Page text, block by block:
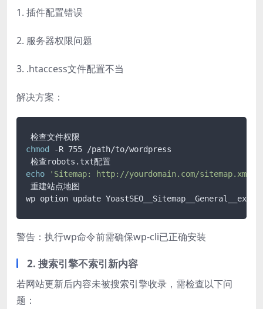
1. 插件配置错误
2. 服务器权限问题
3. .htaccess文件配置不当
解决方案：
chmod
-R 755 /path/to/wordpress
echo
'Sitemap: http://yourdomain.com/sitemap.xml'
重建站点地图
wp option update
警告：执行wp命令前需确保wp-cli已正确安装
2. 搜索引擎不索引新内容
若网站更新后内容未被搜索引擎收录，需检查以下问
题：